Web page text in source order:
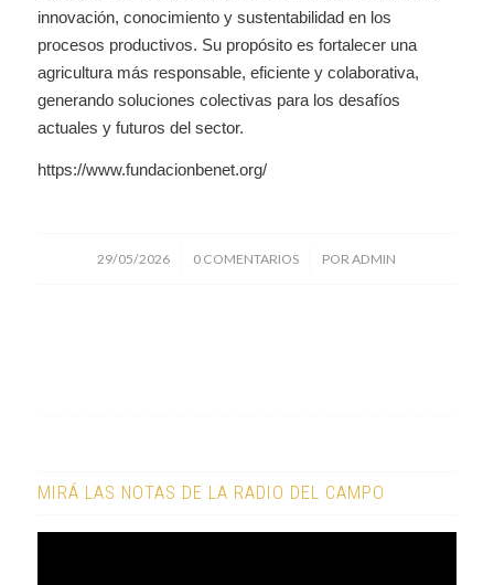
innovación, conocimiento y sustentabilidad en los
procesos productivos. Su propósito es fortalecer una
agricultura más responsable, eficiente y colaborativa,
generando soluciones colectivas para los desafíos
actuales y futuros del sector.
https://www.fundacionbenet.org/
29/05/2026
/ 0 COMENTARIOS
/ PORADMIN
MIRÁ LAS NOTAS DE LA RADIO DEL CAMPO